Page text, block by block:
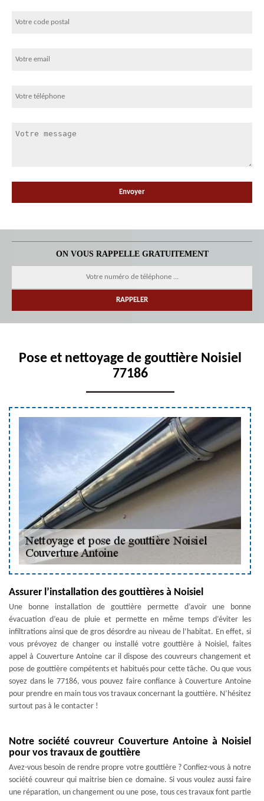
ON VOUS RAPPELLE GRATUITEMENT
Pose et nettoyage de gouttière Noisiel
77186
Assurer l’installation des gouttières à Noisiel
Une bonne installation de gouttière permette d’avoir une bonne
évacuation d’eau de pluie et permette en même temps d’éviter les
infiltrations ainsi que de gros désordre au niveau de l’habitat. En effet, si
vous prévoyez de changer ou installé votre gouttière à Noisiel, faites
appel à Couverture Antoine car il dispose des couvreurs changement et
pose de gouttière compétents et habitués pour cette tâche. Ou que vous
soyez dans le 77186, vous pouvez faire confiance à Couverture Antoine
pour prendre en main tous vos travaux concernant la gouttière. N’hésitez
surtout pas à le contacter !
Notre société couvreur Couverture Antoine à Noisiel
pour vos travaux de gouttière
Avez-vous besoin de rendre propre votre gouttière ? Confiez-vous à notre
société couvreur qui maitrise bien ce domaine. Si vous voulez aussi faire
une réparation, un changement ou une pose, tous ces travaux font partie